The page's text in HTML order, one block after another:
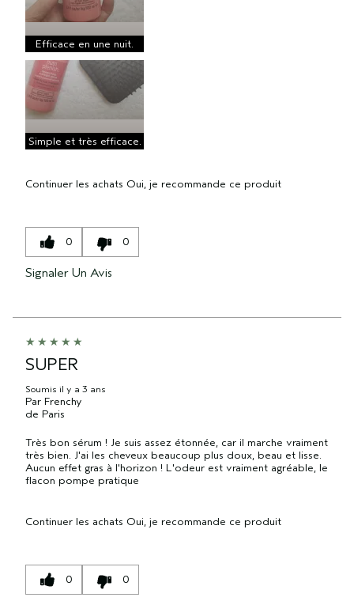
Efficace en une nuit.
Simple et très efficace.
Continuer les achats Oui, je recommande ce produit
0 0
Signaler Un Avis
SUPER
Soumis il y a 3 ans
Par Frenchy
de Paris
Très bon sérum ! Je suis assez étonnée, car il marche vraiment
très bien. J'ai les cheveux beaucoup plus doux, beau et lisse.
Aucun effet gras à l'horizon ! L'odeur est vraiment agréable, le
flacon pompe pratique
Continuer les achats Oui, je recommande ce produit
0 0